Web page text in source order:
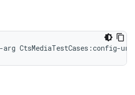
CtsMediaTestCases:config-